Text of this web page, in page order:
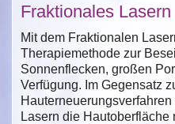
Fraktionales Lasern
Mit dem Fraktionalen
Therapiemethode zur
Sonnenflecken, großen
Verfügung. Im Gegensatz
Lasern die